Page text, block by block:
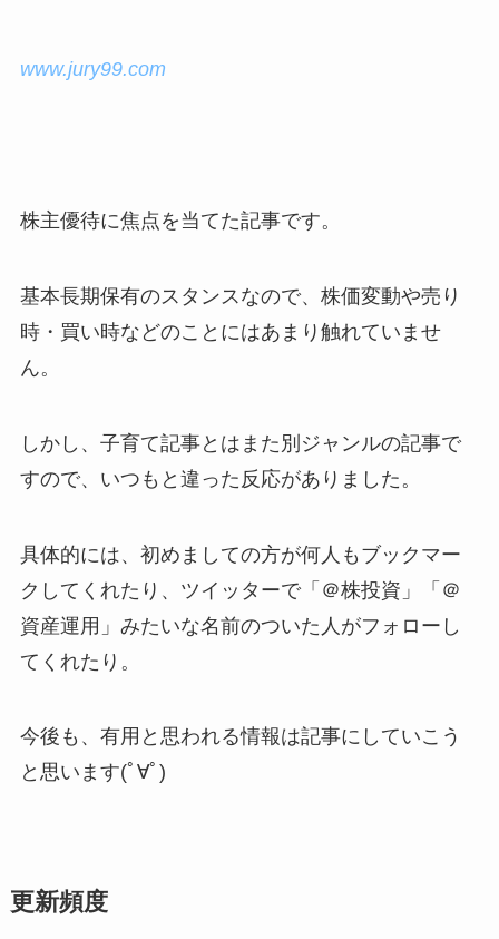
www.jury99.com
株主優待に焦点を当てた記事です。
基本長期保有のスタンスなので、株価変動や売り
時・買い時などのことにはあまり触れていませ
ん。
しかし、子育て記事とはまた別ジャンルの記事で
すので、いつもと違った反応がありました。
具体的には、初めましての方が何人もブックマー
クしてくれたり、ツイッターで「＠株投資」「＠
資産運用」みたいな名前のついた人がフォローし
てくれたり。
今後も、有用と思われる情報は記事にしていこう
と思います(ﾟ∀ﾟ)
更新頻度